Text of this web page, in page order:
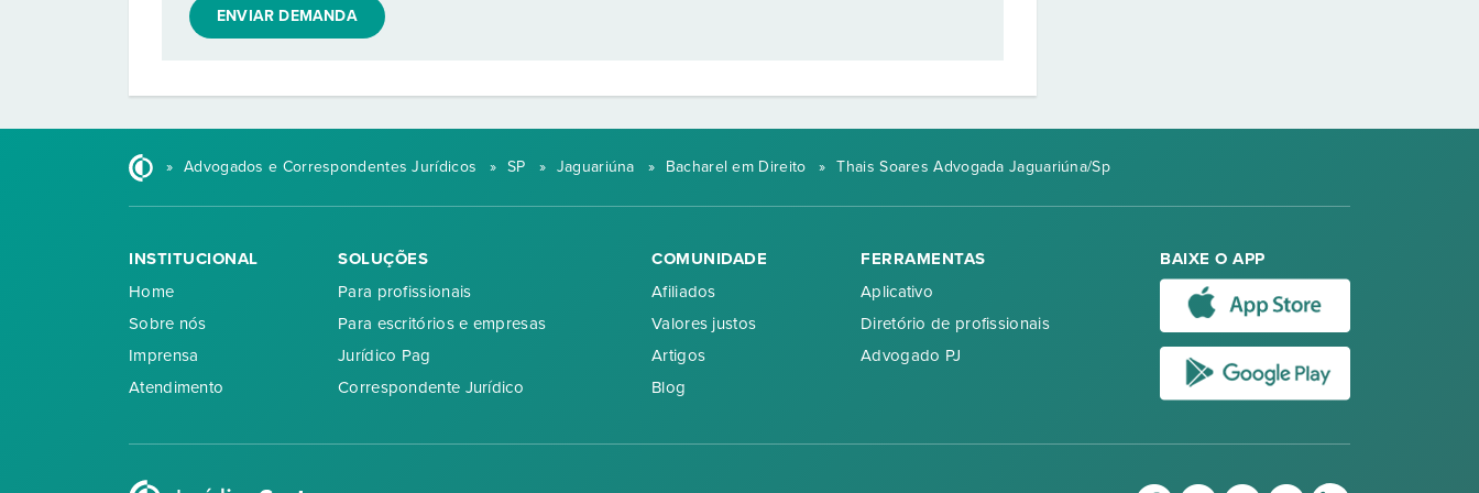
ENVIAR DEMANDA
» Advogados e Correspondentes Jurídicos » SP » Jaguariúna » Bacharel em Direito » Thais Soares Advogada Jaguariúna/Sp
INSTITUCIONAL
Home
Sobre nós
Imprensa
Atendimento
SOLUÇÕES
Para profissionais
Para escritórios e empresas
Jurídico Pag
Correspondente Jurídico
COMUNIDADE
Afiliados
Valores justos
Artigos
Blog
FERRAMENTAS
Aplicativo
Diretório de profissionais
Advogado PJ
BAIXE O APP